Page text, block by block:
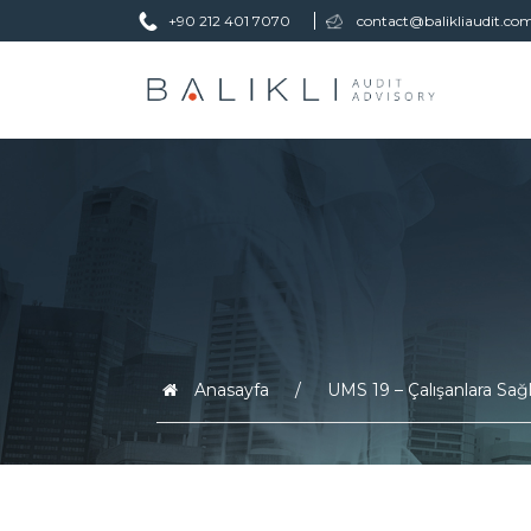
+90 212 401 7070
Anasayfa UMS 19 – Çalışanlara